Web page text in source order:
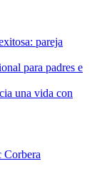
pareja
para padres e
una vida con